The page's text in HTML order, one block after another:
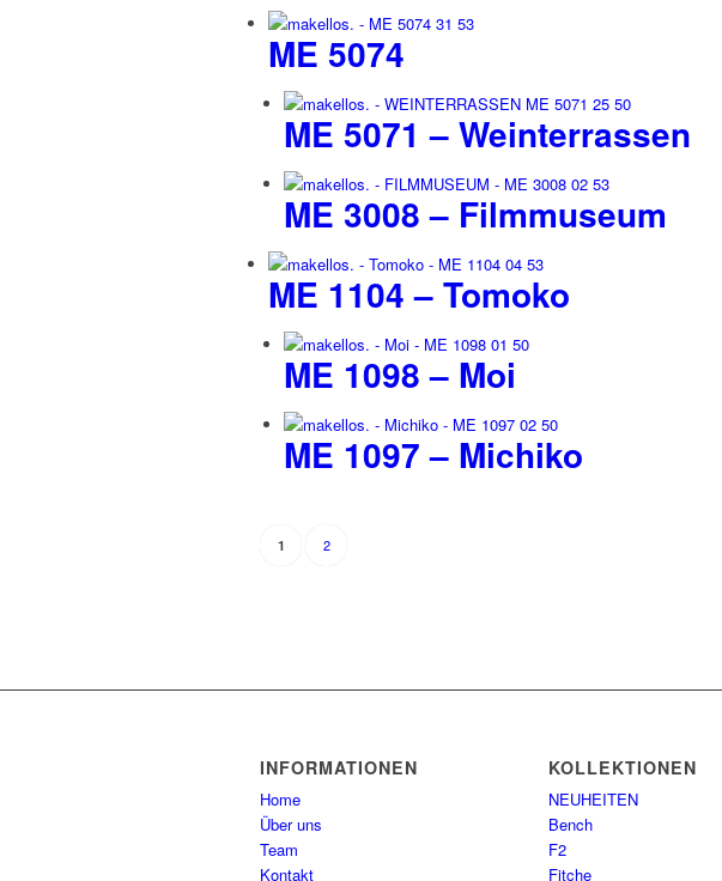
ME 5074
ME 5071 – Weinterrassen
ME 3008 – Filmmuseum
ME 1104 – Tomoko
ME 1098 – Moi
ME 1097 – Michiko
1 2
INFORMATIONEN
Home
Über uns
Team
Kontakt
KOLLEKTIONEN
NEUHEITEN
Bench
F2
Fitche